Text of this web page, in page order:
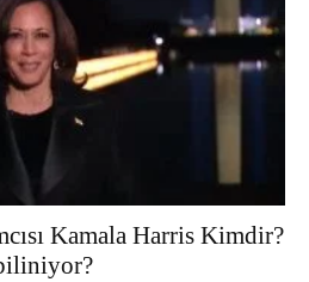
Kamala Harris Kimdir?